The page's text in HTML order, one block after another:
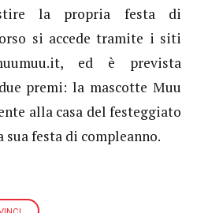
la propria festa di
si accede tramite i siti
ed è prevista
premi: la mascotte Muu
alla casa del festeggiato
festa di compleanno.